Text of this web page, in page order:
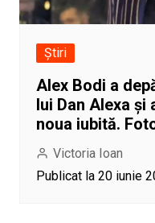
Știri
Alex Bodi a
lui Dan Alexa și
noua iubită.
Victoria Ioan
Publicat la 20 iunie